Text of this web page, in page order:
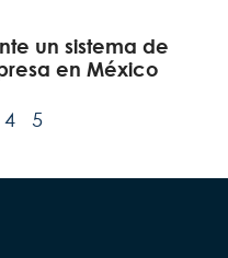
un sistema de
en México
4 5